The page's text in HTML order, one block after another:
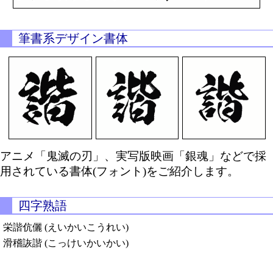
筆書系デザイン書体
アニメ「鬼滅の刃」、実写版映画「銀魂」などで採
用されている書体(フォント)をご紹介します。
四字熟語
栄諧伉儷 (えいかいこうれい)
滑稽詼諧 (こっけいかいかい)